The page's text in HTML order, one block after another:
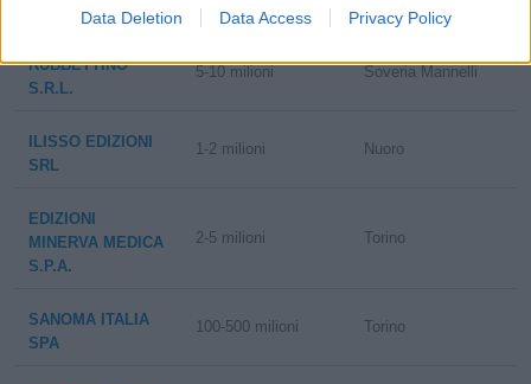
Data Deletion Data Access Privacy Policy
MOLISANI S.C.
RUBBETTINO
S.R.L.
5-10 milioni Soveria Mannelli
ILISSO EDIZIONI
SRL
1-2 milioni Nuoro
EDIZIONI
MINERVA MEDICA
S.P.A.
2-5 milioni Torino
SANOMA ITALIA
SPA
100-500 milioni Torino